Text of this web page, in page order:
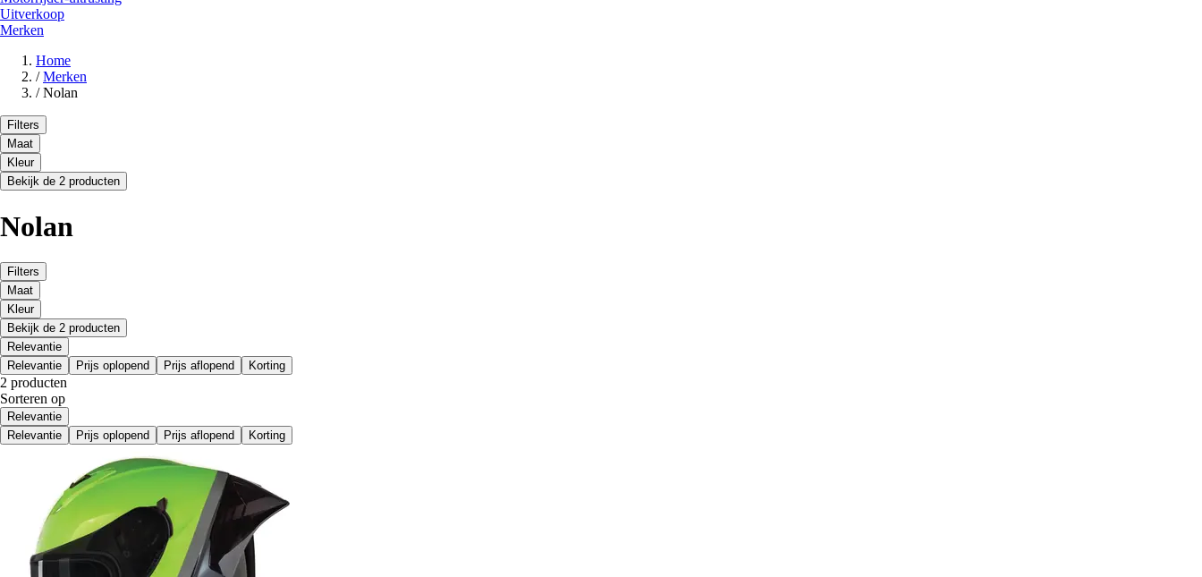
Uitverkoop
Merken
Home
/ Merken
/ Nolan
Filters
Maat
Kleur
Bekijk de 2 producten
Nolan
Filters
Maat
Kleur
Bekijk de 2 producten
Relevantie
Relevantie
Prijs oplopend Prijs aflopend Korting
2 producten
Sorteren op
Relevantie
Relevantie
Prijs oplopend Prijs aflopend Korting